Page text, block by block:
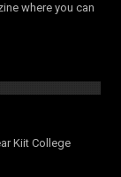
where you can
Kiit College